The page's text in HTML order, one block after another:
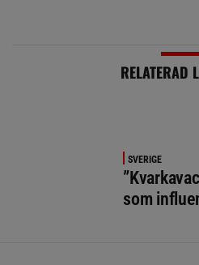
RELATERAD
SVERIGE
som